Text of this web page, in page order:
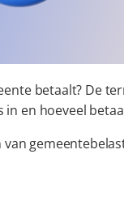
betaalt? De
en hoeveel